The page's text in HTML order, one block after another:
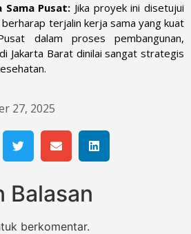
Sama Pusat: Jika proyek ini disetujui
terjalin kerja sama yang kuat
dalam proses pembangunan,
Jakarta Barat dinilai sangat strategis
27, 2025
Balasan
berkomentar.